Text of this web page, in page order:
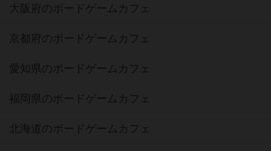
大阪府のボードゲームカフェ
京都府のボードゲームカフェ
愛知県のボードゲームカフェ
福岡県のボードゲームカフェ
北海道のボードゲームカフェ